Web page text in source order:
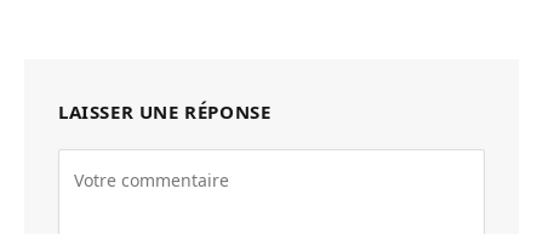
LAISSER UNE RÉPONSE